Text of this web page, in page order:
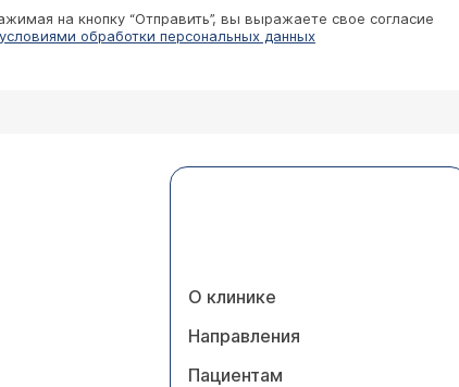
на кнопку “Отправить”, вы выражаете свое согласие
условиями обработки персональных данных
О клинике
Направления
Пациентам